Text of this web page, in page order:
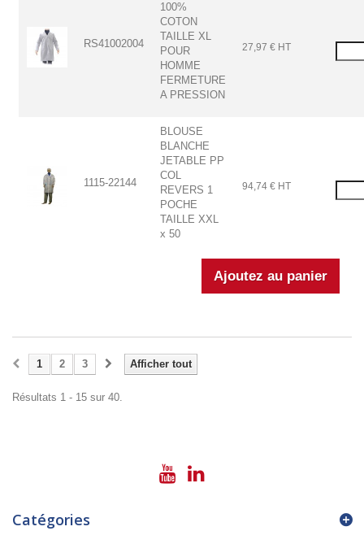
RS41002004
100%
COTON
TAILLE XL
POUR
HOMME
FERMETURE
A PRESSION
27,97 € HT
1115-22144
BLOUSE
BLANCHE
JETABLE PP
COL
REVERS 1
POCHE
TAILLE XXL
x 50
94,74 € HT
Afficher tout
1 2 3
Résultats 1 - 15 sur 40.
Catégories